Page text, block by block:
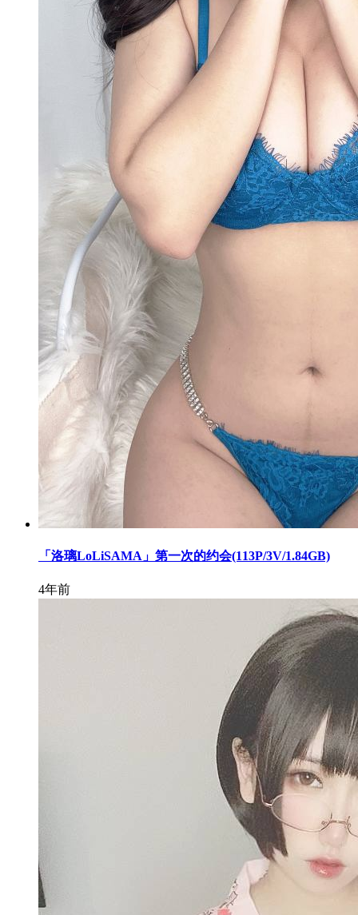
「洛璃LoLiSAMA」第一次的约会(113P/3V/1.84GB)
4年前